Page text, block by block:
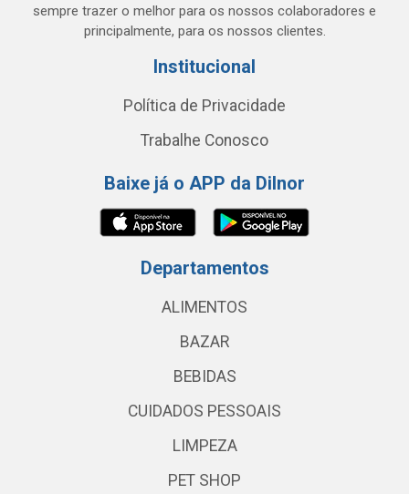
sempre trazer o melhor para os nossos colaboradores e
principalmente, para os nossos clientes.
Institucional
Política de Privacidade
Trabalhe Conosco
Baixe já o APP da Dilnor
Departamentos
ALIMENTOS
BAZAR
BEBIDAS
CUIDADOS PESSOAIS
LIMPEZA
PET SHOP